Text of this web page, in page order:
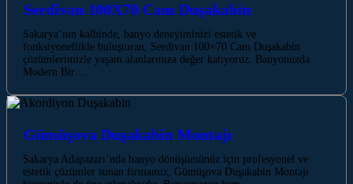
Serdivan 100X70 Cam Duşakabin
Sakarya’nın kalbinde, banyo deneyiminizi estetik ve
fonksiyonellikle buluşturan, Serdivan 100×70 Cam Duşakabin
çözümlerimizle yaşam alanlarınıza değer katıyoruz. Banyonuzda
Modern Bir…
Gümüşova Duşakabin Montajı
Sakarya Adapazarı’nda banyo dönüşümünüz için profesyonel ve
estetik çözümler sunan firmamız, Gümüşova Duşakabin Montajı